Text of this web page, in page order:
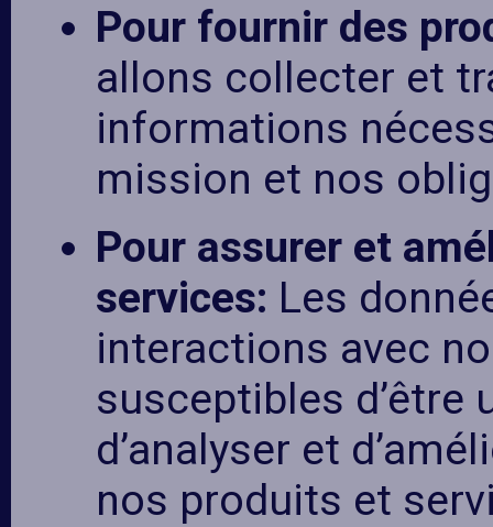
Pour fournir des
allons collecter et
informations
mission et nos
Pour assurer et
services: Les
interactions avec
susceptibles d’être
d’analyser et
nos produits et